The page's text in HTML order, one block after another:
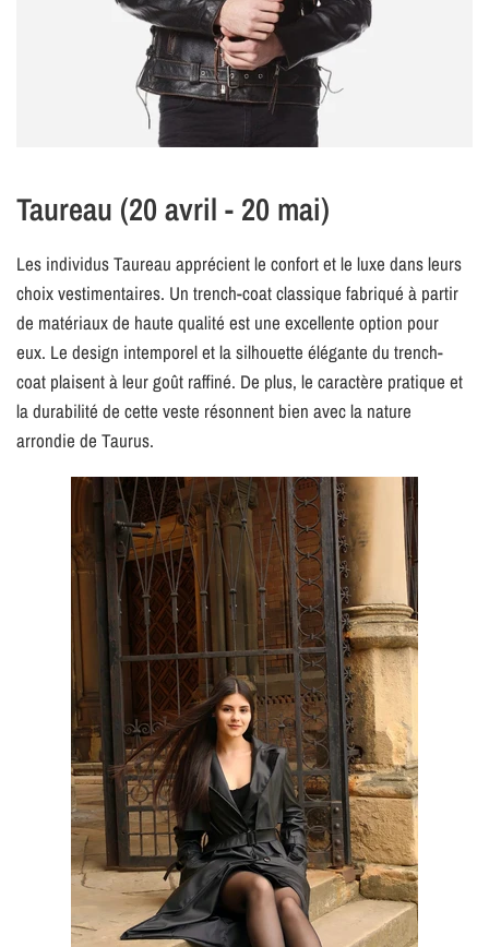
Taureau (20 avril - 20 mai)
Les individus Taureau apprécient le confort et le luxe dans leurs
choix vestimentaires. Un trench-coat classique fabriqué à partir
de matériaux de haute qualité est une excellente option pour
eux. Le design intemporel et la silhouette élégante du trench-
coat plaisent à leur goût raffiné. De plus, le caractère pratique et
la durabilité de cette veste résonnent bien avec la nature
arrondie de Taurus.